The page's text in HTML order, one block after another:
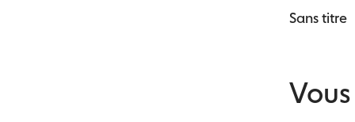
Sans titre